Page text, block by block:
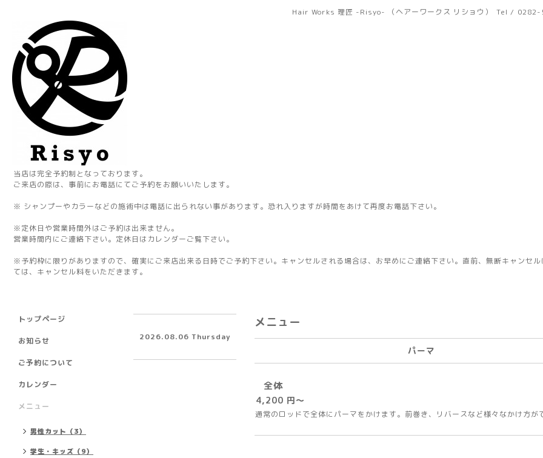
Hair Works 理匠 -Risyo- （ヘアーワークス リショウ） Tel /
当店は完全予約制となっております。
ご来店の際は、事前にお電話にてご予約をお願いいたします。
※ シャンプーやカラーなどの施術中は電話に出られない事があります。恐れ入りますが時間をあけて再度お電話下さい。
※定休日や営業時間外はご予約は出来ません。
営業時間内にご連絡下さい。定休日はカレンダーご覧下さい。
※予約枠に限りがありますので、確実にご来店出来る日時でご予約下さい。キャンセルされる場合は、お早めにご連絡下さい。直前、無断キャンセル
ては、キャンセル料をいただきます。
メニュー
パーマ
全体
4,200 円～
通常のロッドで全体にパーマをかけます。前巻き、リバースなど様々なかけ方が
トップページ
お知らせ
ご予約について
カレンダー
メニュー
男性カット（3）
学生・キッズ（9）
2026.08.06 Thursday